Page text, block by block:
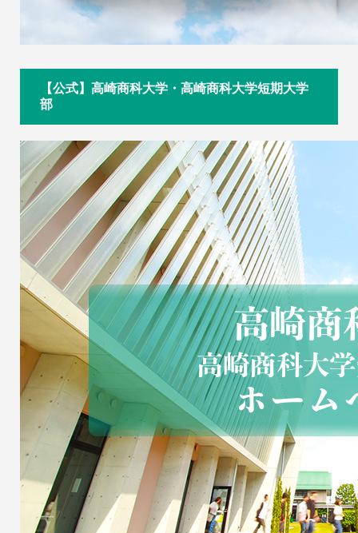
【公式】高崎商科大学・高崎商科大学短期大学
部